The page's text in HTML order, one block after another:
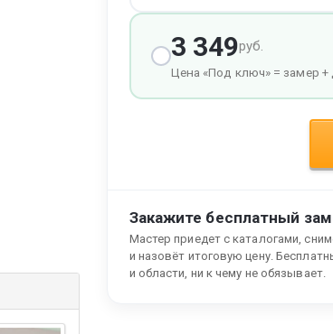
3 349руб.
Цена «Под ключ» = замер +
Закажите бесплатный
Мастер приедет с каталогами,
и назовёт итоговую цену.
и области, ни к чему не обязывает.